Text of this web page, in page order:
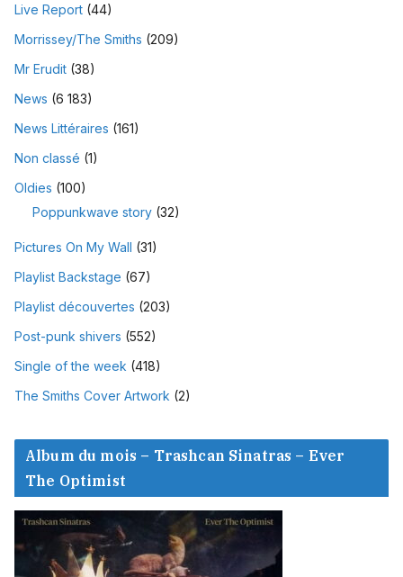
Live Report (44)
Morrissey/The Smiths (209)
Mr Erudit (38)
News (6 183)
News Littéraires (161)
Non classé (1)
Oldies (100)
Poppunkwave story (32)
Pictures On My Wall (31)
Playlist Backstage (67)
Playlist découvertes (203)
Post-punk shivers (552)
Single of the week (418)
The Smiths Cover Artwork (2)
Album du mois – Trashcan Sinatras – Ever
The Optimist